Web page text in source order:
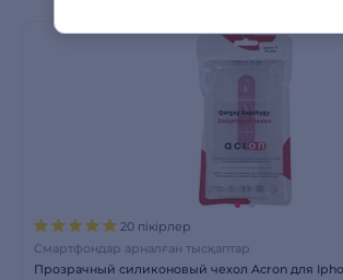
20 пікірлер
Смартфондар арналған тысқаптар
Прозрачный силиконовый чехол Acron для